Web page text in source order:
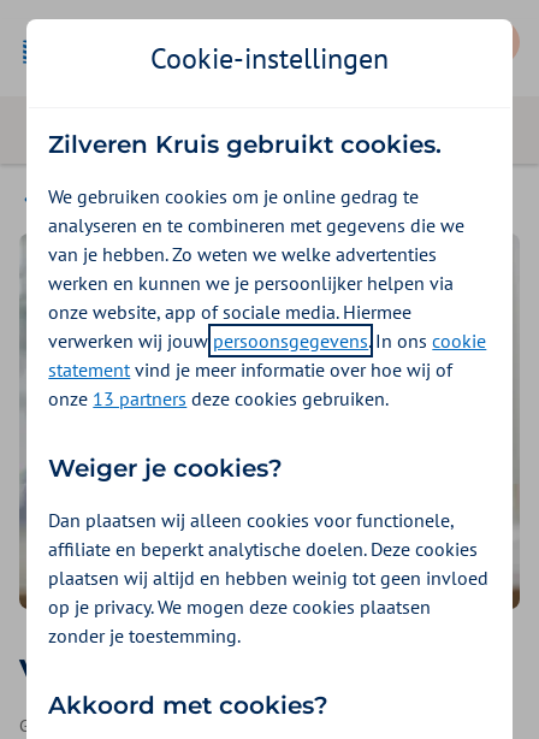
Op de werkvloer
Voorkom een bore-out
Geplaatst op 3 november 2022 | Een artikel als onderdeel van
Cookie-instellingen
Zilveren Kruis gebruikt cookies.
We gebruiken cookies om je online gedrag te
analyseren en te combineren met gegevens die we
van je hebben. Zo weten we welke advertenties
werken en kunnen we je persoonlijker helpen via
onze website, app of sociale media. Hiermee
verwerken wij jouw persoonsgegevens. In onscookie
statementvind je meer informatie over hoe wij of
onze 13 partners deze cookies gebruiken.
Weiger je cookies?
Dan plaatsen wij alleen cookies voor functionele,
affiliate en beperkt analytische doelen. Deze cookies
plaatsen wij altijd en hebben weinig tot geen invloed
op je privacy. We mogen deze cookies plaatsen
zonder je toestemming.
Akkoord met cookies?